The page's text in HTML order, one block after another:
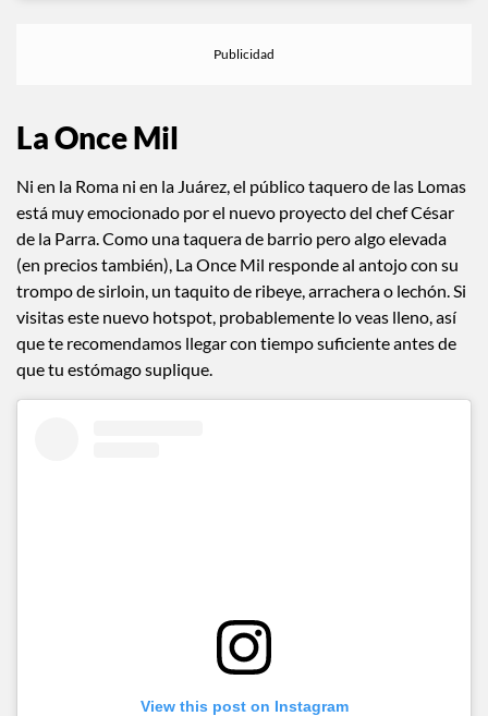
La Once Mil
Ni en la Roma ni en la Juárez, el público taquero de las Lomas
está muy emocionado por el nuevo proyecto del chef César
de la Parra. Como una taquera de barrio pero algo elevada
(en precios también), La Once Mil responde al antojo con su
trompo de sirloin, un taquito de ribeye, arrachera o lechón. Si
visitas este nuevo hotspot, probablemente lo veas lleno, así
que te recomendamos llegar con tiempo suficiente antes de
que tu estómago suplique.
View this post on Instagram